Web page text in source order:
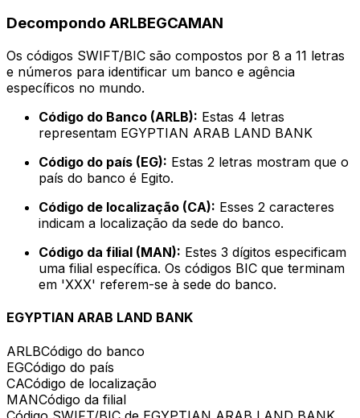
Decompondo ARLBEGCAMAN
Os códigos SWIFT/BIC são compostos por 8 a 11 letras
e números para identificar um banco e agência
específicos no mundo.
Código do Banco (ARLB): Estas 4 letras
representam EGYPTIAN ARAB LAND BANK
Código do país (EG): Estas 2 letras mostram que o
país do banco é Egito.
Código de localização (CA): Esses 2 caracteres
indicam a localização da sede do banco.
Código da filial (MAN): Estes 3 dígitos especificam
uma filial específica. Os códigos BIC que terminam
em 'XXX' referem-se à sede do banco.
EGYPTIAN ARAB LAND BANK
ARLBCódigo do banco
EGCódigo do país
CACódigo de localização
MANCódigo da filial